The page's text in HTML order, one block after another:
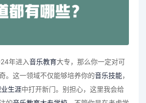
年进入音乐教育大专，那么你一定对可
。这一领域不仅能够培养你的音乐技能，
生涯中打开新门。别担心，这里我会给